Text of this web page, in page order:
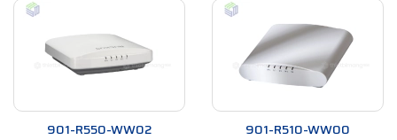
Trong quá trình xây dựng mạng không dây, việc kéo dây mạng
là một việc làm tốn kém và tốn thời gian. Công nghệ
SmartMesh của Ruckus có những ưu điểm vượt trội so với việc
sử dụng dây cáp Ethernet:
Linh hoạt và tiết kiệm chi phí: Với công nghệ
SmartMesh, không cần phải kéo dây mạng, giúp tiết
901-R550-WW02 901-R510-WW00